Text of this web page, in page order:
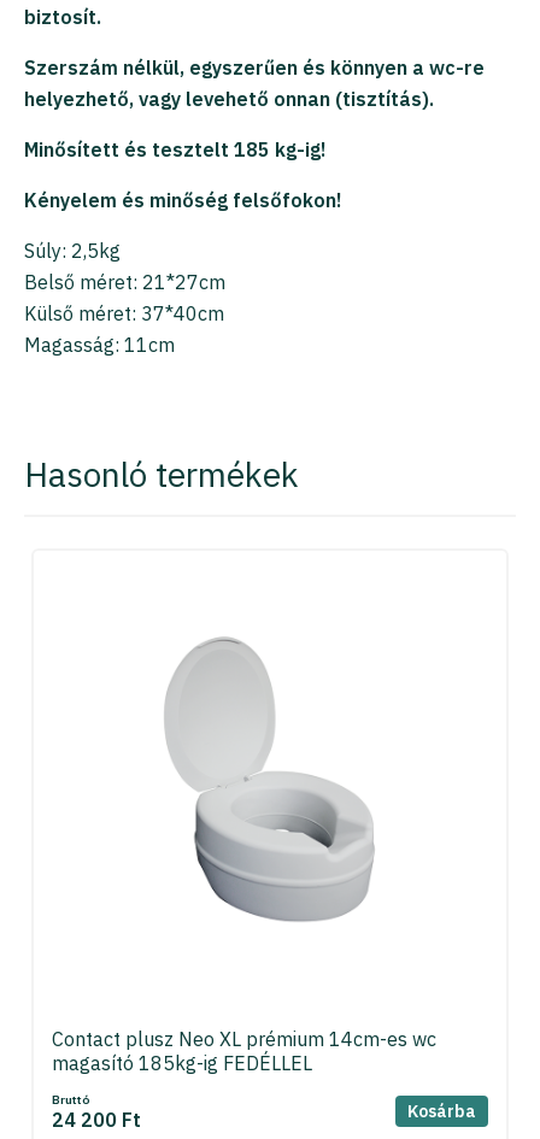
biztosít.
Szerszám nélkül, egyszerűen és könnyen a wc-re
helyezhető, vagy levehető onnan (tisztítás).
Minősített és tesztelt 185 kg-ig!
Kényelem és minőség felsőfokon!
Súly: 2,5kg
Belső méret: 21*27cm
Külső méret: 37*40cm
Magasság: 11cm
Hasonló termékek
Contact plusz Neo XL prémium 14cm-es wc
magasító 185kg-ig FEDÉLLEL
Bruttó
24 200 Ft Kosárba